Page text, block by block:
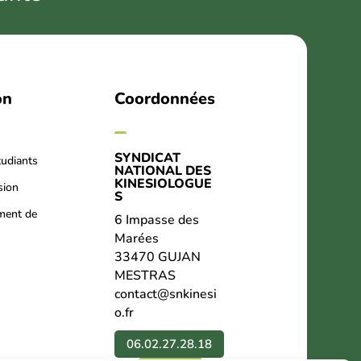
de
Coordonnées
SYNDICAT
NATIONAL DES
KINESIOLOGUE
S
6 Impasse des
Marées
33470 GUJAN
MESTRAS
contact@snkinesi
o.fr
06.02.27.28.18